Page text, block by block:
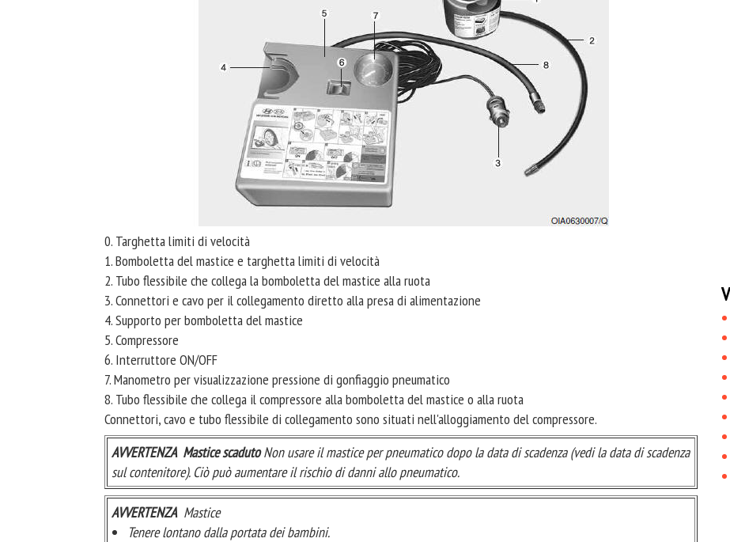
0. Targhetta limiti di velocità
1. Bomboletta del mastice e targhetta limiti di velocità
2. Tubo flessibile che collega la bomboletta del mastice alla ruota
3. Connettori e cavo per il collegamento diretto alla presa di alimentazione
4. Supporto per bomboletta del mastice
5. Compressore
6. Interruttore ON/OFF
7. Manometro per visualizzazione pressione di gonfiaggio pneumatico
8. Tubo flessibile che collega il compressore alla bomboletta del mastice o alla ruota
Connettori, cavo e tubo flessibile di collegamento sono situati nell'alloggiamento del compressore.
AVVERTENZA Mastice scadutoNon usare il mastice per pneumatico dopo la data di scadenza (vedi la data di scadenza
sul contenitore). Ciò può aumentare il rischio di danni allo pneumatico.
AVVERTENZA Mastice
Tenere lontano dalla portata dei bambini.